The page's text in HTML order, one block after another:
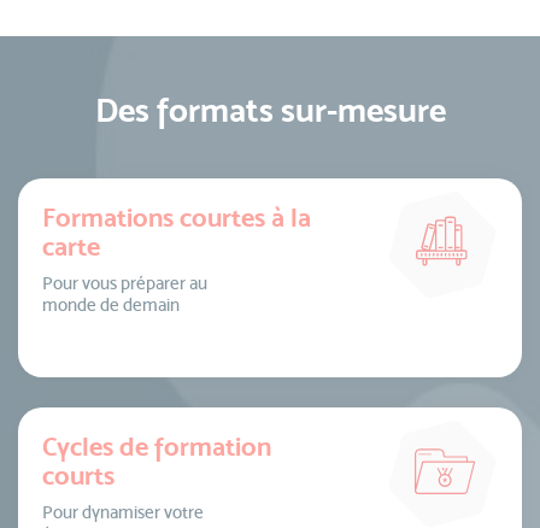
Des formats sur-mesure
Formations courtes à la
carte
Pour vous préparer au
monde de demain
Cycles de formation
courts
Pour dynamiser votre